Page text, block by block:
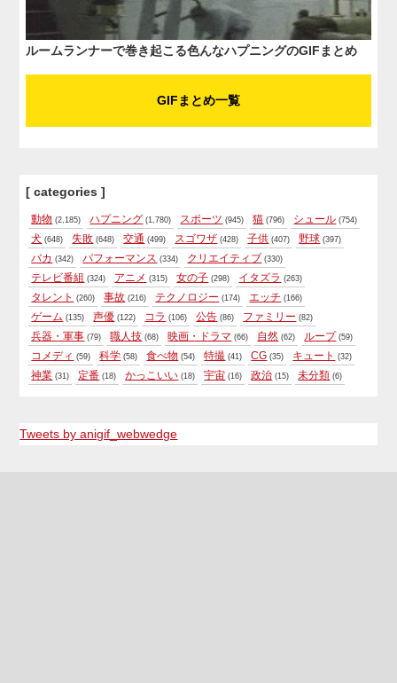
ルームランナーで巻き起こる色んなハプニングのGIFまとめ
GIFまとめ一覧
[ categories ]
動物 (2,185) ハプニング (1,780) スポーツ (945) 猫 (796) シュール (754)
犬 (648) 失敗 (648) 交通 (499) スゴワザ (428) 子供 (407) 野球 (397)
バカ (342) パフォーマンス (334) クリエイティブ (330)
テレビ番組 (324) アニメ (315) 女の子 (298) イタズラ (263)
タレント (260) 事故 (216) テクノロジー (174) エッチ (166)
ゲーム (135) 声優 (122) コラ (106) 公告 (86) ファミリー (82)
兵器・軍事 (79) 職人技 (68) 映画・ドラマ (66) 自然 (62) ループ (59)
コメディ (59) 科学 (58) 食べ物 (54) 特撮 (41) CG (35) キュート (32)
神業 (31) 定番 (18) かっこいい (18) 宇宙 (16) 政治 (15) 未分類 (6)
Tweets by anigif_webwedge